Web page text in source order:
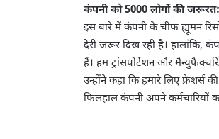
कंपनी को 5000 लोगों की जरूरत:
इस बारे में कंपनी के चीफ ह्यूमन
देरी जरूर दिख रही है। हालांकि,
हैं। हम ट्रांसपोर्टेशन और
उन्होंने कहा कि हमारे लिए फ्रेशर्स
फिलहाल कंपनी अपने कर्मचारियों